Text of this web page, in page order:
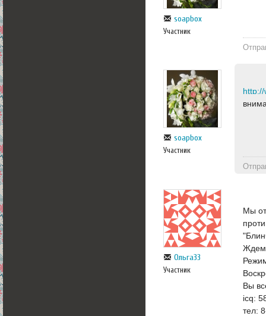
soapbox
Участник
soapbox
Участник
Ольга33
Участник
Мы
Ждем
Вы
icq:
тел: